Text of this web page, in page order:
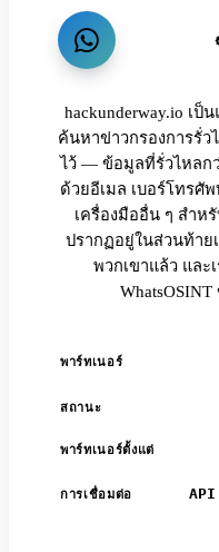
hackunderway.io เ
ค้นหาข่าวกรองการรั่ว
ไว้ — ข้อมูลที่รั่วไหลก
ด้วยอีเมล เบอร์โทร
เครื่องมืออื่น ๆ สำห
ปรากฏอยู่ในส่วนท้าย
พวกเขาแล้ว และ
พาร์ทเนอร์
สถานะ
พาร์ทเนอร์ตั้งแต่
การเชื่อมต่อ
API